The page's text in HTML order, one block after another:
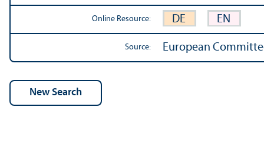
Online Resource: DE EN
Source: European